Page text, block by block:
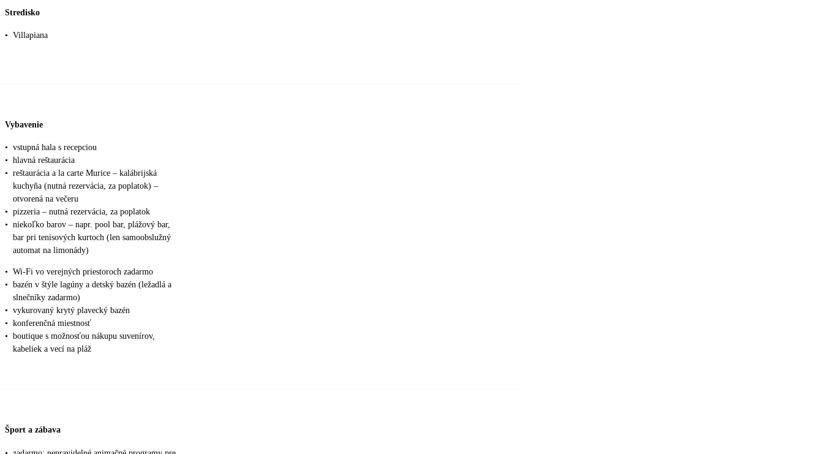
Stredisko
• Villapiana
Vybavenie
• vstupná hala s recepciou
• hlavná reštaurácia
• reštaurácia a la carte Murice – kalábrijská
kuchyňa (nutná rezervácia, za poplatok) –
otvorená na večeru
• pizzeria – nutná rezervácia, za poplatok
• niekoľko barov – napr. pool bar, plážový bar,
bar pri tenisových kurtoch (len samoobslužný
automat na limonády)
• Wi-Fi vo verejných priestoroch zadarmo
• bazén v štýle lagúny a detský bazén (ležadlá a
slnečníky zadarmo)
• vykurovaný krytý plavecký bazén
• konferenčná miestnosť
• boutique s možnosťou nákupu suvenírov,
kabeliek a vecí na pláž
Šport a zábava